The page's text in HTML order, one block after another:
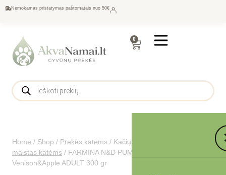
Nemokamas pristatymas paštomatais nuo 50€
0
Home / Shop / Prekės katėms / Kačių maistas
maistas katėms / FARMINA N&D PUMPKIN – CAT Dry
Venison&Apple ADULT 300 gr